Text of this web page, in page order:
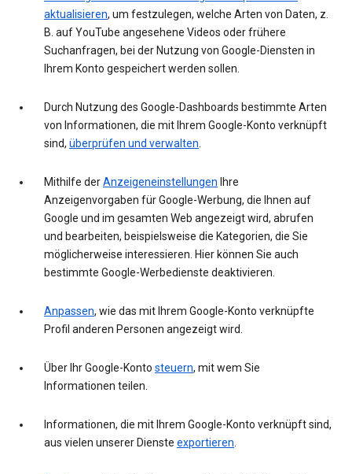
aktualisieren, um festzulegen, welche Arten von Daten, z.
B. auf YouTube angesehene Videos oder frühere
Suchanfragen, bei der Nutzung von Google-Diensten in
Ihrem Konto gespeichert werden sollen.
Durch Nutzung des Google-Dashboards bestimmte Arten
von Informationen, die mit Ihrem Google-Konto verknüpft
sind, überprüfen und verwalten.
Mithilfe derAnzeigeneinstellungen Ihre
Anzeigenvorgaben für Google-Werbung, die Ihnen auf
Google und im gesamten Web angezeigt wird, abrufen
und bearbeiten, beispielsweise die Kategorien, die Sie
möglicherweise interessieren. Hier können Sie auch
bestimmte Google-Werbedienste deaktivieren.
Anpassen, wie das mit Ihrem Google-Konto verknüpfte
Profil anderen Personen angezeigt wird.
Über Ihr Google-Konto steuern, mit wem Sie
Informationen teilen.
Informationen, die mit Ihrem Google-Konto verknüpft sind,
aus vielen unserer Dienste exportieren.